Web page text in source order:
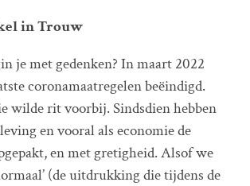
in Trouw
je met gedenken? In maart 2022
coronamaatregelen beëindigd.
wilde rit voorbij. Sindsdien hebben
en vooral als economie de
en met gretigheid. Alsof we
(de uitdrukking die tijdens de